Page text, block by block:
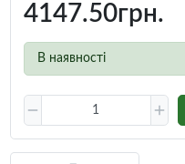
4147.50грн.
В наявності